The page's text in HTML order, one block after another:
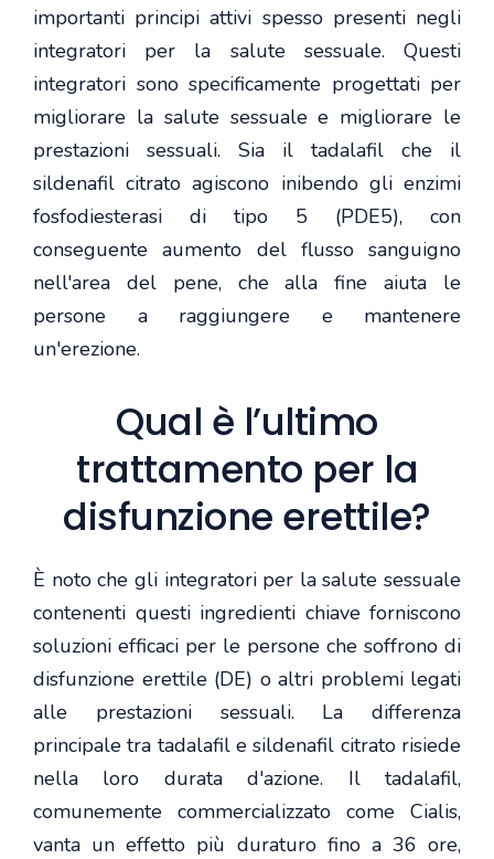
importanti principi attivi spesso presenti negli
integratori per la salute sessuale. Questi
integratori sono specificamente progettati per
migliorare la salute sessuale e migliorare le
prestazioni sessuali. Sia il tadalafil che il
sildenafil citrato agiscono inibendo gli enzimi
fosfodiesterasi di tipo 5 (PDE5), con
conseguente aumento del flusso sanguigno
nell'area del pene, che alla fine aiuta le
persone a raggiungere e mantenere
un'erezione.
Qual è l’ultimo
trattamento per la
disfunzione erettile?
È noto che gli integratori per la salute sessuale
contenenti questi ingredienti chiave forniscono
soluzioni efficaci per le persone che soffrono di
disfunzione erettile (DE) o altri problemi legati
alle prestazioni sessuali. La differenza
principale tra tadalafil e sildenafil citrato risiede
nella loro durata d'azione. Il tadalafil,
comunemente commercializzato come Cialis,
vanta un effetto più duraturo fino a 36 ore,